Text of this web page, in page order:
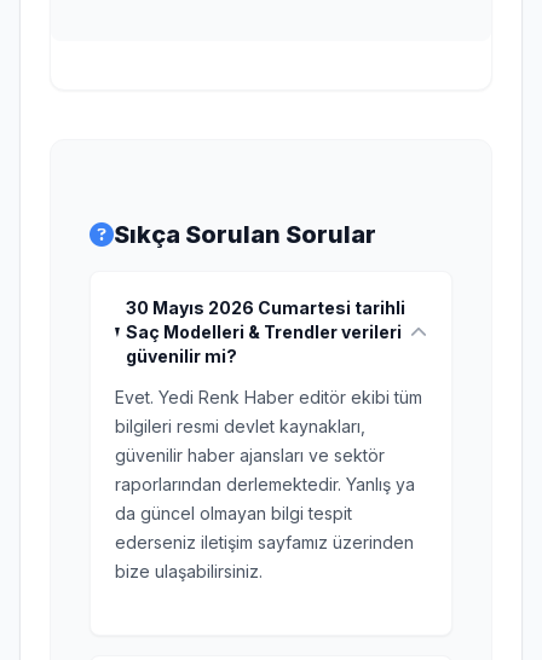
Sıkça Sorulan Sorular
30 Mayıs 2026 Cumartesi tarihli
Saç Modelleri & Trendler verileri
güvenilir mi?
Evet. Yedi Renk Haber editör ekibi tüm
bilgileri resmi devlet kaynakları,
güvenilir haber ajansları ve sektör
raporlarından derlemektedir. Yanlış ya
da güncel olmayan bilgi tespit
ederseniz iletişim sayfamız üzerinden
bize ulaşabilirsiniz.